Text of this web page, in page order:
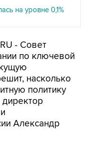
на уровне 0,1%
- Совет
по ключевой
насколько
политику
Александр